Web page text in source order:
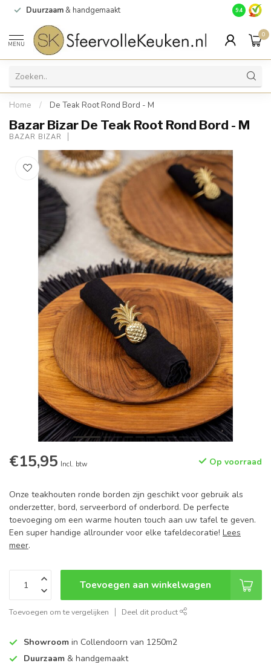
Duurzaam & handgemaakt Gratis
9.4
MENU
0
Home / De Teak Root Rond Bord - M
Bazar Bizar De Teak Root Rond Bord - M
BAZAR BIZAR
€15,95 Incl. btw Op voorraad
Onze teakhouten ronde borden zijn geschikt voor gebruik als
onderzetter, bord, serveerbord of onderbord. De perfecte
toevoeging om een warme houten touch aan uw tafel te geven.
Een super handige allrounder voor elke tafeldecoratie! Lees
meer.
Toevoegen aan winkelwagen
Toevoegen om te vergelijken Deel dit product
Showroom in Collendoorn van 1250m2
Duurzaam & handgemaakt